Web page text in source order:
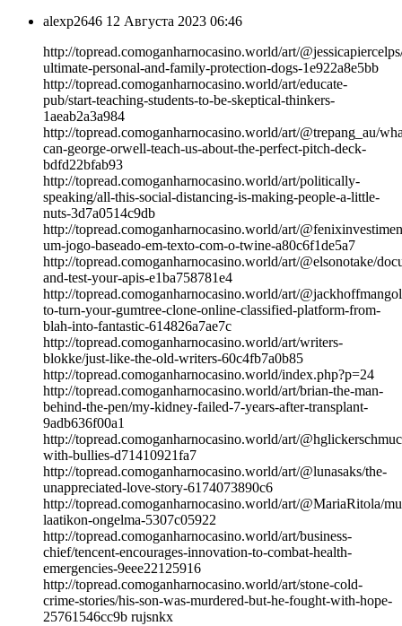
alexp2646 12 Августа 2023 06:46
http://topread.comoganharnocasino.world/art/
ultimate-personal-and-family-protection-dogs-1e922a8e5bb
http://topread.comoganharnocasino.world/art/educate-
pub/start-teaching-students-to-be-skeptical-thinkers-
1aeab2a3a984
http://topread.comoganharnocasino.world/art/@trepang_au/
can-george-orwell-teach-us-about-the-perfect-pitch-deck-
bdfd22bfab93
http://topread.comoganharnocasino.world/art/politically-
speaking/all-this-social-distancing-is-making-people-a-little-
nuts-3d7a0514c9db
http://topread.comoganharnocasino.world/art/
um-jogo-baseado-em-texto-com-o-twine-a80c6f1de5a7
http://topread.comoganharnocasino.world/art/@elsonotake/
and-test-your-apis-e1ba758781e4
http://topread.comoganharnocasino.world/art/
to-turn-your-gumtree-clone-online-classified-platform-from-
blah-into-fantastic-614826a7ae7c
http://topread.comoganharnocasino.world/art/writers-
blokke/just-like-the-old-writers-60c4fb7a0b85
http://topread.comoganharnocasino.world/index.php?p=24
http://topread.comoganharnocasino.world/art/brian-the-man-
behind-the-pen/my-kidney-failed-7-years-after-transplant-
9adb636f00a1
http://topread.comoganharnocasino.world/art/
with-bullies-d71410921fa7
http://topread.comoganharnocasino.world/art/@lunasaks/the-
unappreciated-love-story-6174073890c6
http://topread.comoganharnocasino.world/art/@MariaRitola/
laatikon-ongelma-5307c05922
http://topread.comoganharnocasino.world/art/business-
chief/tencent-encourages-innovation-to-combat-health-
emergencies-9eee22125916
http://topread.comoganharnocasino.world/art/stone-cold-
crime-stories/his-son-was-murdered-but-he-fought-with-hope-
25761546cc9b rujsnkx